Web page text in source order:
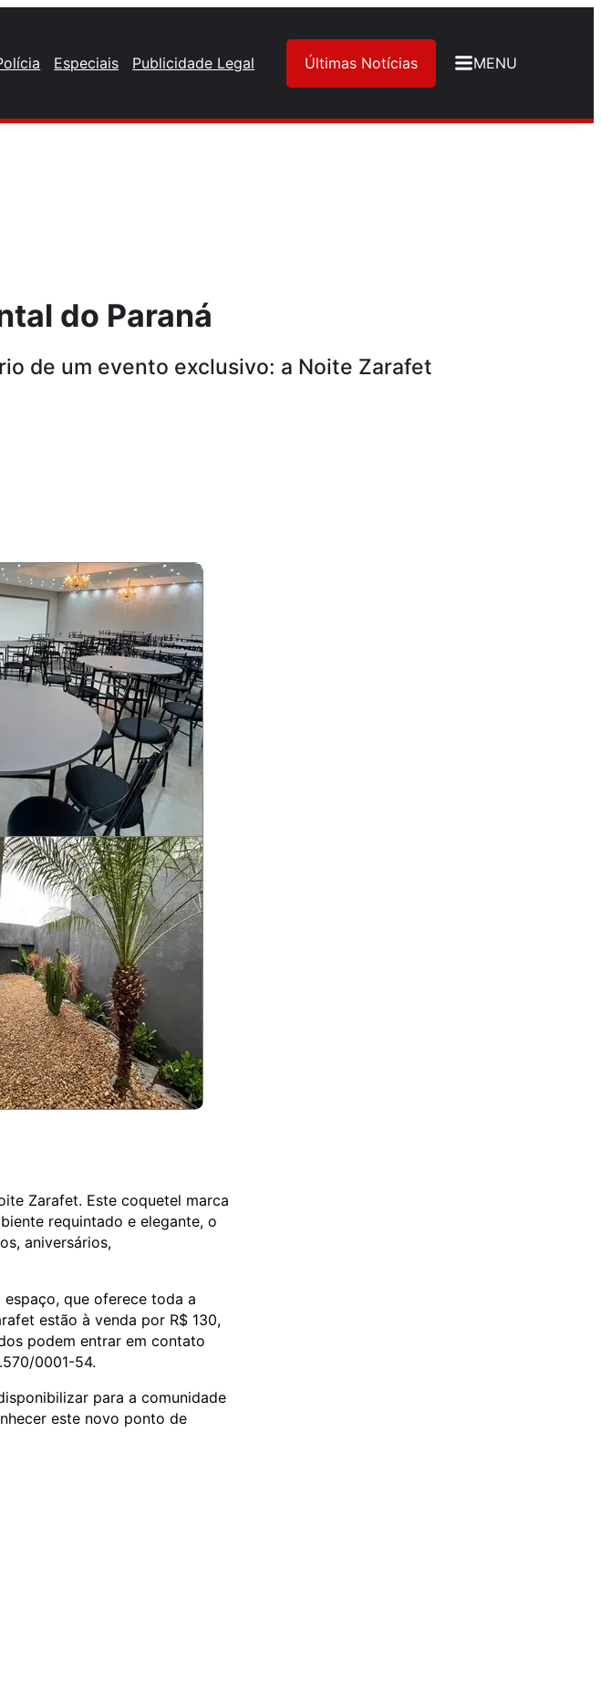
Especiais Publicidade Legal Últimas Notícias MENU
do Paraná
de um evento exclusivo: a Noite Zarafet
Zarafet. Este coquetel marca
requintado e elegante, o
aniversários,
que oferece toda a
estão à venda por R$ 130,
podem entrar em contato
0001-54.
para a comunidade
este novo ponto de